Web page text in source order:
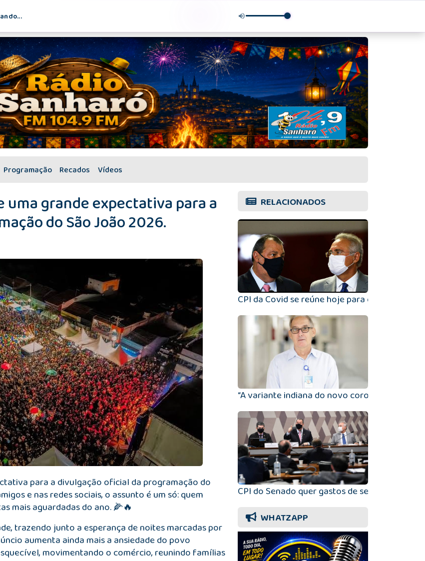
Programação Recados Vídeos
uma grande expectativa para a
do São João 2026.
para a divulgação oficial da programação do
e nas redes sociais, o assunto é um só: quem
mais aguardadas do ano. 🌽🔥
trazendo junto a esperança de noites marcadas por
aumenta ainda mais a ansiedade do povo
movimentando o comércio, reunindo famílias
RELACIONADOS
CPI da Covid se reúne hoje para definir
“A variante indiana do novo coronavírus é
CPI do Senado quer gastos de sete cidades
WHATZAPP